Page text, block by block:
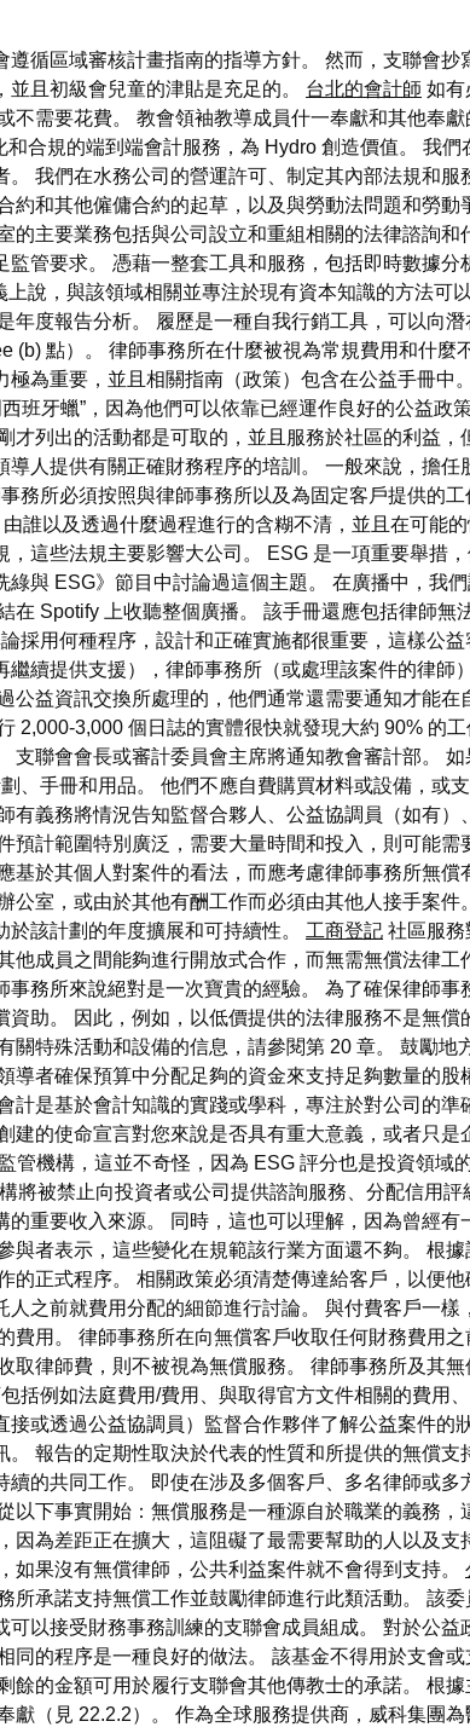
循區域審核計畫指南的指導方針。 然而，支聯會
且初級會兒童的津貼是充足的。 台北的會計師 如有
不需要花費。 教會領袖教導成員什一奉獻和其他奉
合規的端到端會計服務，為 Hydro 創造價值。 我
我們在水務公司的營運許可、制定其內部法規和
約和其他僱傭合約的起草，以及與勞動法問題和勞
的主要業務包括與公司設立和重組相關的法律諮詢
管要求。 憑藉一整套工具和服務，包括即時數據
說，與該領域相關並專注於現有資本知識的方法可
年度報告分析。 履歷是一種自我行銷工具，可以向
(b) 點）。 律師事務所在什麼被視為常規費用和什
為重要，並且相關指南（政策）包含在公益手冊中
班牙蠟”，因為他們可以依靠已經運作良好的公益政
才列出的活動都是可取的，並且服務於社區的利益
人提供有關正確財務程序的培訓。 一般來說，擔
務所必須按照與律師事務所以及為固定客戶提供的
誰以及透過什麼過程進行的含糊不清，並且在可能
這些法規主要影響大公司。 ESG 是一項重要舉措
與 ESG》節目中討論過這個主題。 在廣播中，我
在 Spotify 上收聽整個廣播。 該手冊還應包括律師
採用何種程序，設計和正確實施都很重要，這樣公
續提供支援），律師事務所（或處理該案件的律師
公益資訊交換所處理的，他們通常還需要通知才能
2,000-3,000 個日誌的實體很快就發現大約 90% 的
支聯會會長或審計委員會主席將通知教會審計部。
、手冊和用品。 他們不應自費購買材料或設備，或
有義務將情況告知監督合夥人、公益協調員（如有
預計範圍特別廣泛，需要大量時間和投入，則可能
基於其個人對案件的看法，而應考慮律師事務所無
室，或由於其他有酬工作而必須由其他人接手案件
該計劃的年度擴展和可持續性。 工商登記 社區服務
他成員之間能夠進行開放式合作，而無需無償法律
務所來說絕對是一次寶貴的經驗。 為了確保律師
助。 因此，例如，以低價提供的法律服務不是無
關特殊活動和設備的信息，請參閱第 20 章。 鼓勵
導者確保預算中分配足夠的資金來支持足夠數量的
計是基於會計知識的實踐或學科，專注於對公司的
的使命宣言對您來說是否具有重大意義，或者只是
管機構，這並不奇怪，因為 ESG 評分也是投資領域
將被禁止向投資者或公司提供諮詢服務、分配信用
的重要收入來源。 同時，這也可以理解，因為曾經
與者表示，這些變化在規範該行業方面還不夠。 根
的正式程序。 相關政策必須清楚傳達給客戶，以便
之前就費用分配的細節進行討論。 與付費客戶一
費用。 律師事務所在向無償客戶收取任何財務費用
取律師費，則不被視為無償服務。 律師事務所及其
括例如法庭費用/費用、與取得官方文件相關的費用
或透過公益協調員）監督合作夥伴了解公益案件
報告的定期性取決於代表的性質和所提供的無償
的共同工作。 即使在涉及多個客戶、多名律師或
以下事實開始：無償服務是一種源自於職業的義務
因為差距正在擴大，這阻礙了最需要幫助的人以及
果沒有無償律師，公共利益案件就不會得到支持。
所承諾支持無償工作並鼓勵律師進行此類活動。 該
以接受財務事務訓練的支聯會成員組成。 對於公
同的程序是一種良好的做法。 該基金不得用於支會
餘的金額可用於履行支聯會其他傳教士的承諾。 根
獻（見 22.2.2）。 作為全球服務提供商，威科集團